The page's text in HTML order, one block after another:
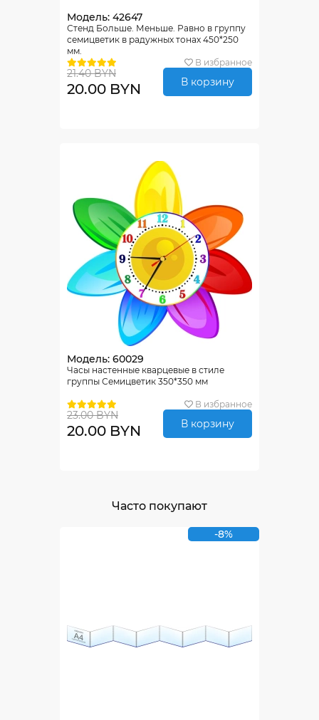
Модель: 42647
Стенд Больше. Меньше. Равно в группу
семицветик в радужных тонах 450*250
мм.
В избранное
21.40 BYN
20.00 BYN В корзину
Модель: 60029
Часы настенные кварцевые в стиле
группы Семицветик 350*350 мм
В избранное
23.00 BYN
20.00 BYN В корзину
Часто покупают
-8%